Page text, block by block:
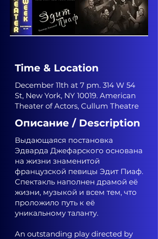
Time & Location
December 11th at 7 pm. 314 W 54
St, New York, NY 10019. American
Theater of Actors, Cullum Theatre
Описание / Description
Выдающаяся постановка
Эдварда Джефарского основана
на жизни знаменитой
французской певицы Эдит Пиаф.
Спектакль наполнен драмой её
жизни, музыкой и всем тем, что
проложило путь к её
уникальному таланту.
An outstanding play directed by